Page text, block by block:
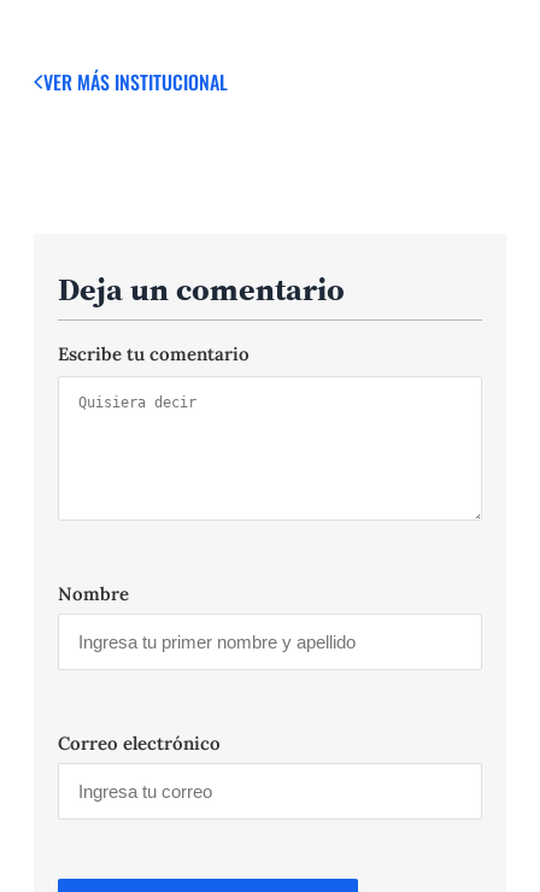
VER MÁS INSTITUCIONAL
Deja un comentario
Escribe tu comentario
Nombre
Correo electrónico